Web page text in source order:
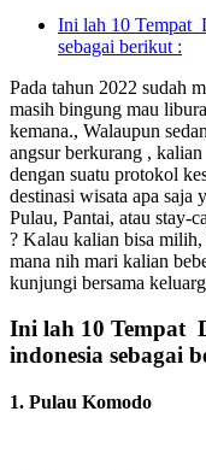
Ini lah 10 Tempat
sebagai berikut :
Pada tahun 2022 sudah
masih bingung mau
kemana., Walaupun
angsur berkurang ,
dengan suatu protokol
destinasi wisata apa saja
Pulau, Pantai, atau stay-
? Kalau kalian bisa
mana nih mari kalian
kunjungi bersama
Ini lah 10 Tempat
indonesia sebagai
1. Pulau Komodo